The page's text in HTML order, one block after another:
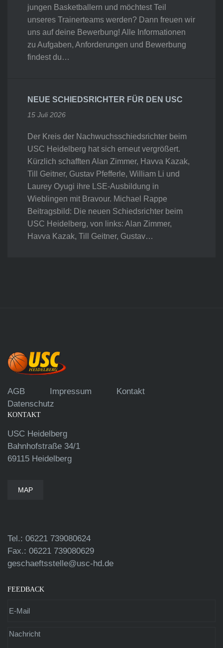
jungen Basketballern und möchtest Teil
unseres Trainerteams werden? Dann freuen wir
uns auf deine Bewerbung! Alle Informationen
zu Aufgaben, Anforderungen und Bewerbung
findest du…
NEUE SCHIEDSRICHTER FÜR DEN USC
15 Juli 2026
Der Kreis der Nachwuchsschiedsrichter beim
USC Heidelberg hat sich erneut vergrößert.
Kürzlich schafften Alan Zimmer, Havva Kazak,
Till Geitner, Gustav Pfefferle, William Li und
Laurey Oyugi ihre LSE-Ausbildung in
Wieblingen mit Bravour. Michael Rappe
Beitragsbild: Die neuen Schiedsrichter beim
USC Heidelberg, von links: Alan Zimmer,
Havva Kazak, Till Geitner, Gustav…
AGB Impressum
Kontakt
Datenschutz
KONTAKT
USC Heidelberg
Bahnhofstraße 34/1
69115 Heidelberg
MAP
Tel.: 06221 739080624
Fax.: 06221 739080629
geschaeftsstelle@usc-hd.de
FEEDBACK